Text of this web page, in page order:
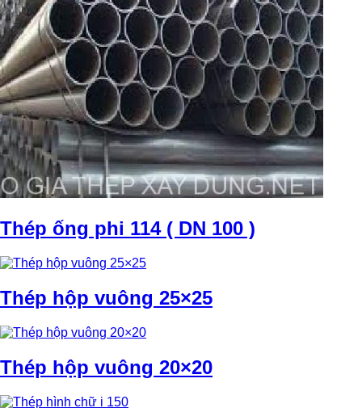
Thép ống phi 114 ( DN 100 )
Thép hộp vuông 25×25
Thép hộp vuông 20×20